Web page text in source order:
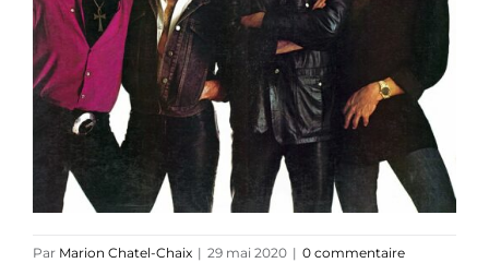
Références
Podcasts
Par Marion Chatel-Chaix | 29 mai 2020 | 0 commentaire